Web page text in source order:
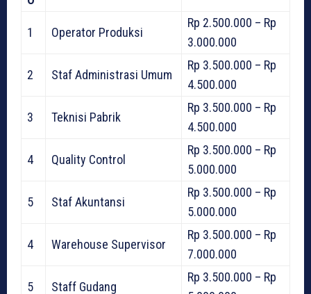
1 Operator Produksi
Rp 2.500.000 – Rp
3.000.000
2 Staf Administrasi Umum
Rp 3.500.000 – Rp
4.500.000
3 Teknisi Pabrik
Rp 3.500.000 – Rp
4.500.000
4 Quality Control
Rp 3.500.000 – Rp
5.000.000
5 Staf Akuntansi
Rp 3.500.000 – Rp
5.000.000
4 Warehouse Supervisor
Rp 3.500.000 – Rp
7.000.000
5 Staff Gudang
Rp 3.500.000 – Rp